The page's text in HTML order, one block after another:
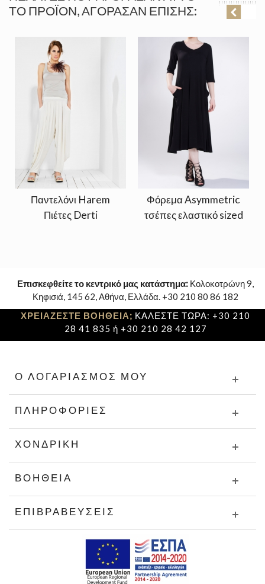
ΤΟ ΠΡΟΪΌΝ, ΑΓΌΡΑΣΑΝ ΕΠΊΣΗΣ:
Παντελόνι Harem
Πιέτες Derti
Φόρεμα Asymmetric
τσέπες ελαστικό sized
Επισκεφθείτε το κεντρικό μας κατάστημα: Κολοκοτρώνη 9,
Κηφισιά, 145 62, Αθήνα, Ελλάδα. +30 210 80 86 182
ΧΡΕΙΑΖΕΣΤΕ ΒΟΗΘΕΙΑ; ΚΑΛΕΣΤΕ ΤΩΡΑ: +30 210
28 41 835 ή +30 210 28 42 127
Ο ΛΟΓΑΡΙΑΣΜΌΣ ΜΟΥ
ΠΛΗΡΟΦΟΡΊΕΣ
ΧΟΝΔΡΙΚΉ
ΒΟΉΘΕΙΑ
ΕΠΙΒΡΑΒΕΎΣΕΙΣ